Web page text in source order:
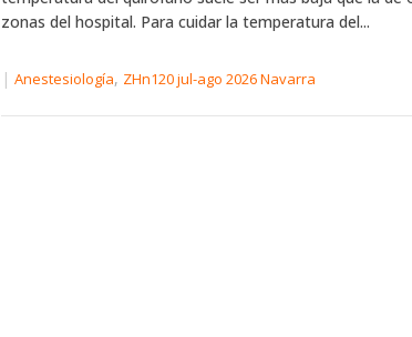
zonas del hospital. Para cuidar la temperatura del...
|Anestesiología, ZHn120 jul-ago 2026 Navarra